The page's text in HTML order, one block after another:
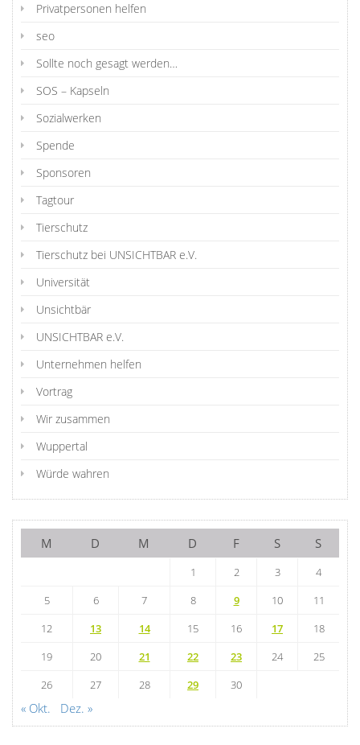
Privatpersonen helfen
seo
Sollte noch gesagt werden…
SOS – Kapseln
Sozialwerken
Spende
Sponsoren
Tagtour
Tierschutz
Tierschutz bei UNSICHTBAR e.V.
Universität
Unsichtbär
UNSICHTBAR e.V.
Unternehmen helfen
Vortrag
Wir zusammen
Wuppertal
Würde wahren
M D M D F S S
1 2 3
4
5
6 7 8 9 10
11
12
13 14 15 16 17
18
19
20 21 22 23 24
25
26
27 28 29 30
« Okt. Dez. »